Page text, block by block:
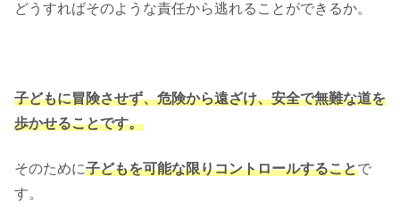
どうすればそのような責任から逃れることができるか。
子どもに冒険させず、危険から遠ざけ、安全で無難な道を
歩かせることです。
そのために子どもを可能な限りコントロールすることで
す。